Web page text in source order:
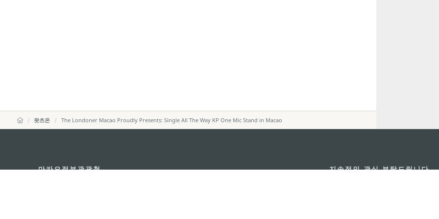
왓츠온 The Londoner Macao Proudly Presents: Single All The Way KP One Mic Stand in Macao
마카오정부관광청 지속적인 관심 부탁드립니다